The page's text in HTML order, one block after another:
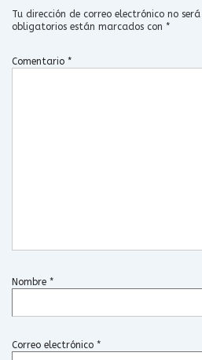
Tu dirección de correo electrónico no
obligatorios están marcados con *
Comentario *
Nombre *
Correo electrónico *